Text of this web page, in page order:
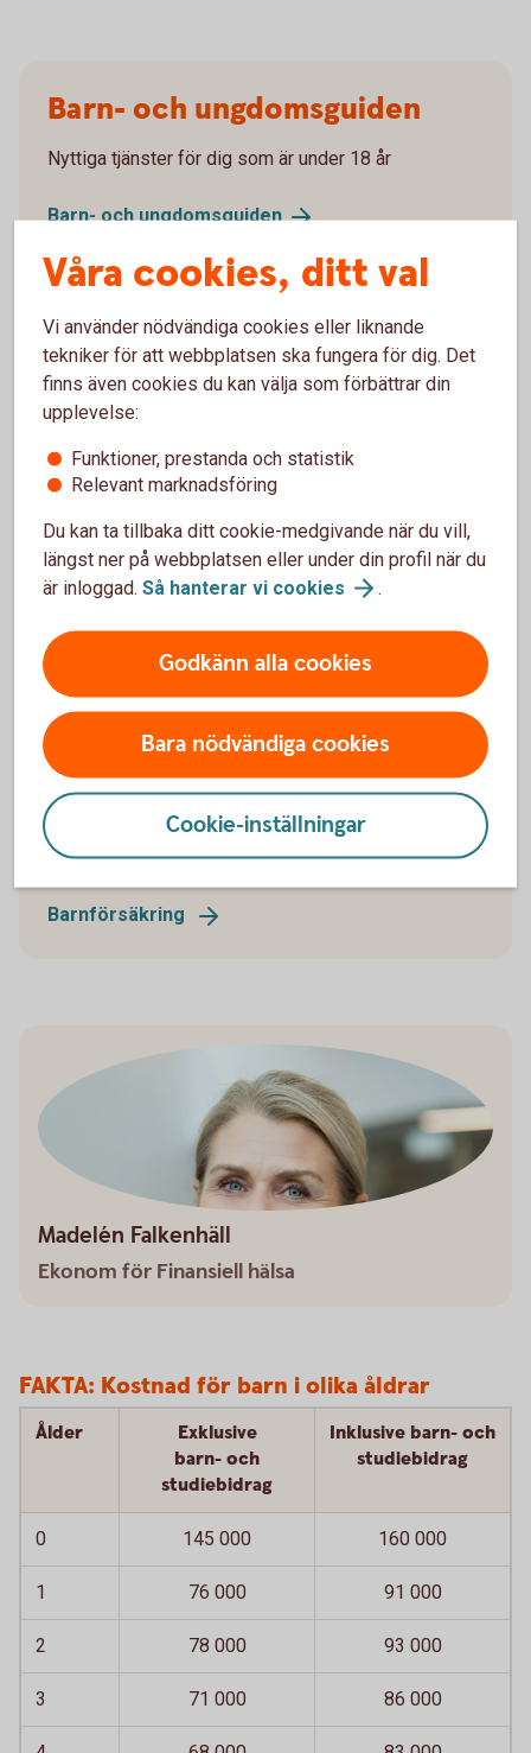
Barn- och ungdomsguiden
Nyttiga tjänster för dig som är under 18 år
Barn- och ungdomsguiden
Gravidförsäkring
Är du i väntans tider? Skaffa dig ekonomiskt
skydd vid komplikationer under graviditeten,
förlossningen och tiden närmast efter.
Gravidförsäkring
Barnförsäkring
Vår barnförsäkring omfattar oförutsedda händelser
som kan inträffa under barnets uppväxt, såväl
sjukdom som olycksfall. Den gäller dygnet runt och
kompletterar förskolans och skolans
olycksfallsförsäkring.
Barnförsäkring
Madelén Falkenhäll
Ekonom för Finansiell hälsa
FAKTA: Kostnad för barn i olika åldrar
Ålder
Exklusive
barn- och
studiebidrag
Inklusive barn- och
studiebidrag
0 145 000 160 000
1 76 000 91 000
2 78 000 93 000
3 71 000 86 000
Våra cookies, ditt val
Vi använder nödvändiga cookies eller liknande
tekniker för att webbplatsen ska fungera för dig. Det
finns även cookies du kan välja som förbättrar din
upplevelse:
Funktioner, prestanda och statistik
Relevant marknadsföring
Du kan ta tillbaka ditt cookie-medgivande när du vill,
längst ner på webbplatsen eller under din profil när du
är inloggad. Så hanterar vi cookies .
Godkänn alla cookies
Bara nödvändiga cookies
Cookie-inställningar